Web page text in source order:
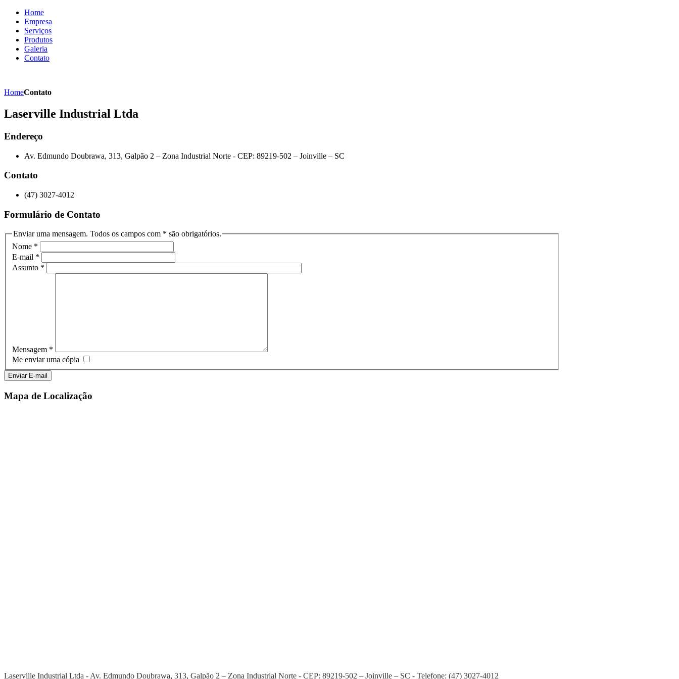
Home
Empresa
Serviços
Produtos
Galeria
Contato
HomeContato
Laserville Industrial Ltda
Endereço
Av. Edmundo Doubrawa, 313, Galpão 2 – Zona Industrial Norte - CEP: 89219-502 – Joinville – SC
Contato
(47) 3027-4012
Formulário de Contato
Enviar uma mensagem. Todos os campos com * são obrigatórios.
Nome *
E-mail *
Assunto *
Mensagem *
Me enviar uma cópia
Enviar E-mail
Mapa de Localização
Laserville Industrial Ltda - Av. Edmundo Doubrawa, 313, Galpão 2 – Zona Industrial Norte - CEP: 89219-502 – Joinville – SC - Telefone: (47) 3027-4012